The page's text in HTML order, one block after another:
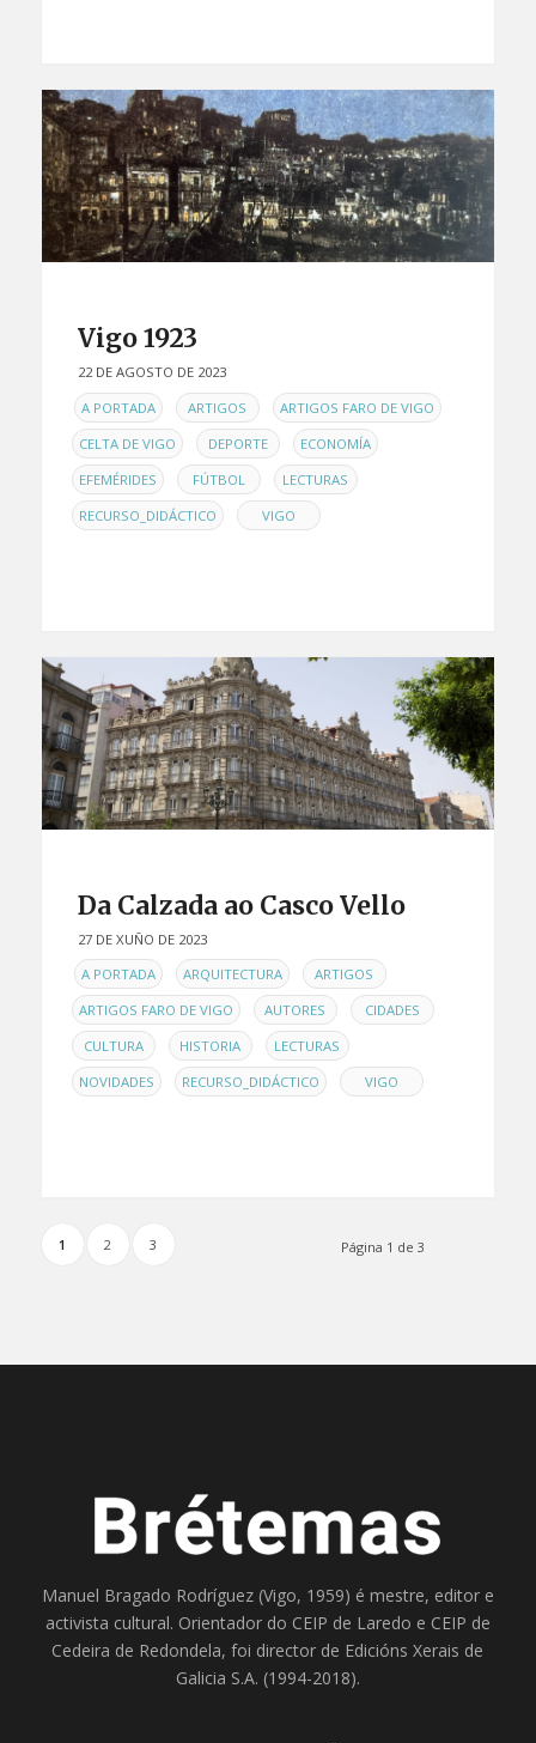
Vigo 1923
22 DE AGOSTO DE 2023
ENA PORTADA , ARTIGOS , ARTIGOS FARO DE VIGO ,
CELTA DE VIGO , DEPORTE , ECONOMÍA ,
EFEMÉRIDES , FÚTBOL , LECTURAS ,
RECURSO_DIDÁCTICO , VIGO
Da Calzada ao Casco Vello
27 DE XUÑO DE 2023
ENA PORTADA , ARQUITECTURA , ARTIGOS ,
ARTIGOS FARO DE VIGO , AUTORES , CIDADES ,
CULTURA , HISTORIA , LECTURAS ,
NOVIDADES , RECURSO_DIDÁCTICO , VIGO
Página 1 de 3
1 2 3
Manuel Bragado Rodríguez (Vigo, 1959) é mestre, editor e
activista cultural. Orientador do CEIP de Laredo e CEIP de
Cedeira de Redondela, foi director de Edicións Xerais de
Galicia S.A. (1994-2018).